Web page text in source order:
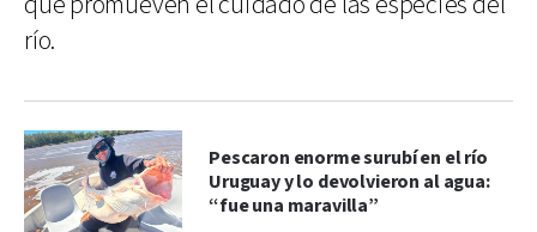
río.
Pescaron enorme surubí en el río
Uruguay y lo devolvieron al agua:
“fue una maravilla”